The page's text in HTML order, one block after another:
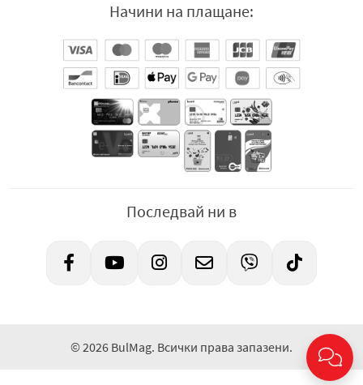
Начини на плащане:
Последвай ни в
© 2026 BulMag. Всички права запазени.